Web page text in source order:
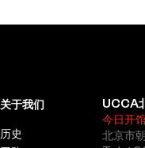
关于我们
历史
UCCA
今日开
北京市